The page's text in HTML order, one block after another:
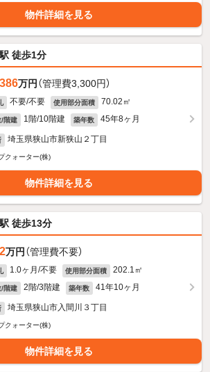
物件詳細を見る
徒歩1分
万円 （管理費3,300円）
不要/不要 使用部分面積 70.02㎡
/階建 1階/10階建 築年数 45年8ヶ月
埼玉県狭山市新狭山２丁目
クォーター(株)
物件詳細を見る
徒歩13分
万円 （管理費不要）
1.0ヶ月/不要 使用部分面積 202.1㎡
/階建 2階/3階建 築年数 41年10ヶ月
埼玉県狭山市入間川３丁目
クォーター(株)
物件詳細を見る